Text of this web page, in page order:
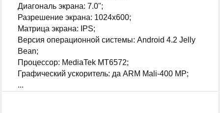
Диагональ экрана: 7.0";
Разрешение экрана: 1024x600;
Матрица экрана: IPS;
Версия операционной системы: Android 4.2 Jelly
Bean;
Процессор: MediaTek MT6572;
Графический ускоритель: да ARM Mali-400 MP;
...